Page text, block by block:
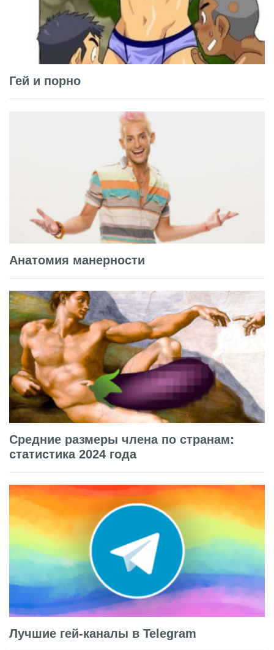
Гей и порно
Анатомия манерности
Средние размеры члена по странам:
статистика 2024 года
Лучшие гей-каналы в Telegram